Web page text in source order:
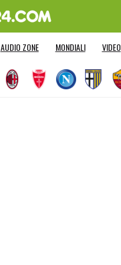
AUDIO ZONE MONDIALI VIDEO